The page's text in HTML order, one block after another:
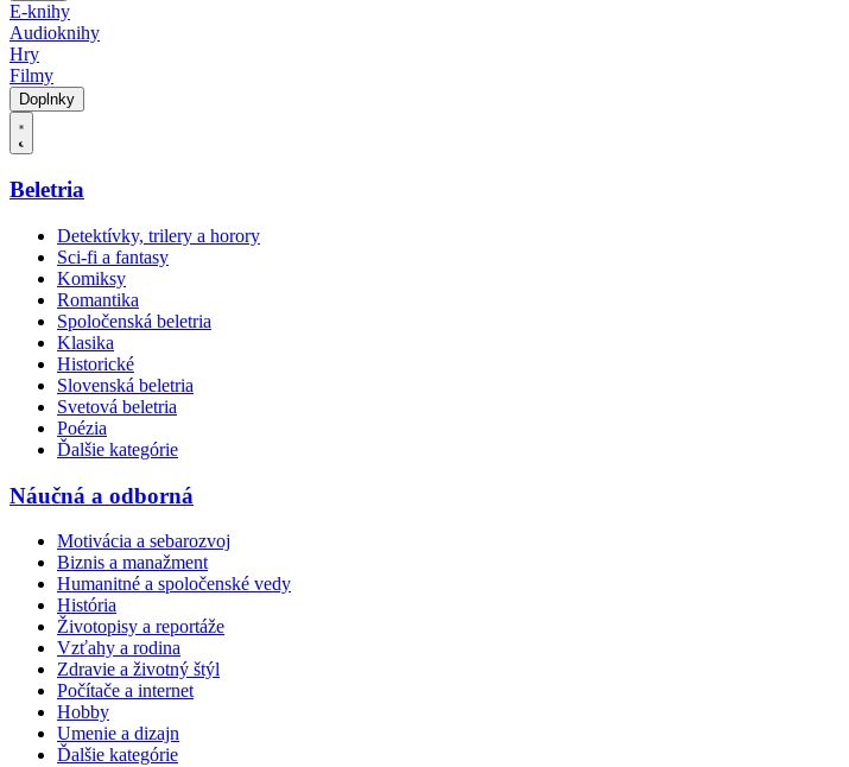
E-knihy
Audioknihy
Hry
Filmy
Doplnky
Beletria
Detektívky, trilery a horory
Sci-fi a fantasy
Komiksy
Romantika
Spoločenská beletria
Klasika
Historické
Slovenská beletria
Svetová beletria
Poézia
Ďalšie kategórie
Náučná a odborná
Motivácia a sebarozvoj
Biznis a manažment
Humanitné a spoločenské vedy
História
Životopisy a reportáže
Vzťahy a rodina
Zdravie a životný štýl
Počítače a internet
Hobby
Umenie a dizajn
Ďalšie kategórie